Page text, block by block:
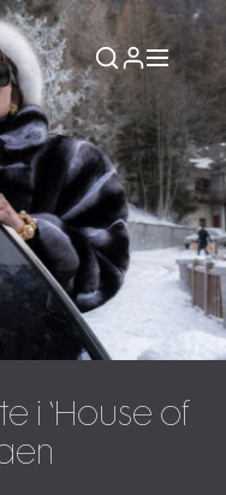
i ‘House of